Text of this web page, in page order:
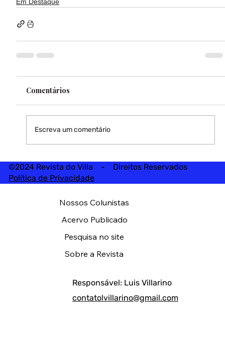
Comentários
Escreva um comentário
©2024 Revista do Villa - Direitos Reservados
Política de Privacidade
Responsável: Luis Villarino
contatolvillarino@gmail.com
Nossos Colunistas
Acervo Publicado
Pesquisa no site
Sobre a Revista